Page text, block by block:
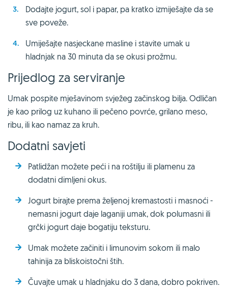
Dodajte jogurt, sol i papar, pa kratko izmiješajte da se
sve poveže.
Umiješajte nasjeckane masline i stavite umak u
hladnjak na 30 minuta da se okusi prožmu.
Prijedlog za serviranje
Umak pospite mješavinom svježeg začinskog bilja. Odličan
je kao prilog uz kuhano ili pečeno povrće, grilano meso,
ribu, ili kao namaz za kruh.
Dodatni savjeti
Patlidžan možete peći i na roštilju ili plamenu za
dodatni dimljeni okus.
Jogurt birajte prema željenoj kremastosti i masnoći -
nemasni jogurt daje laganiji umak, dok polumasni ili
grčki jogurt daje bogatiju teksturu.
Umak možete začiniti i limunovim sokom ili malo
tahinija za bliskoistočni štih.
Čuvajte umak u hladnjaku do 3 dana, dobro pokriven.